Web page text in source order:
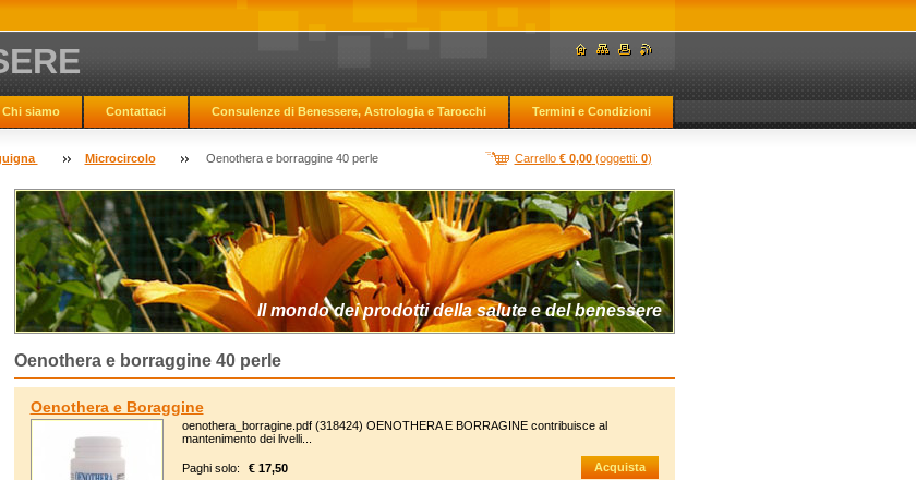
Chi siamo Contattaci Consulenze di Benessere, Astrologia e Tarocchi Termini e Condizioni
Carrello € 0,00(oggetti: 0)
Microcircolo Oenothera e borraggine 40 perle
Il mondo dei prodotti della salute e del benessere
Oenothera e borraggine 40 perle
Oenothera e Boraggine
oenothera_borragine.pdf (318424) OENOTHERA E BORRAGINE contribuisce al
mantenimento dei livelli...
Paghi solo: € 17,50